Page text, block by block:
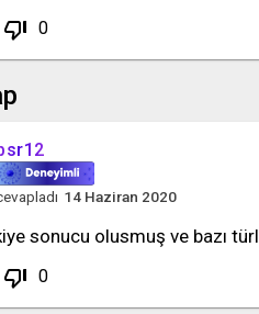
thumb_down_off_alt 0
14 Haziran 2020
sonucu olusmuş ve bazı
thumb_down_off_alt 0